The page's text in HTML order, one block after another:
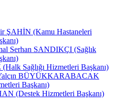
ŞAHİN (Kamu Hastaneleri
Serhan SANDIKÇI (Sağlık
Sağlığı Hizmetleri Başkanı)
BÜYÜKKARABACAK
Başkanı)
(Destek Hizmetleri Başkanı)